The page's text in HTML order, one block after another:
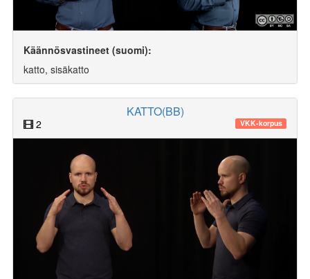
Käännösvastineet (suomi):
katto, sisäkatto
KATTO(BB)
2 VKK-korpus